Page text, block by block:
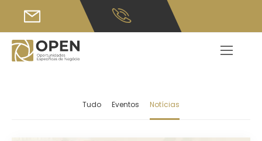
Tudo Eventos Notícias